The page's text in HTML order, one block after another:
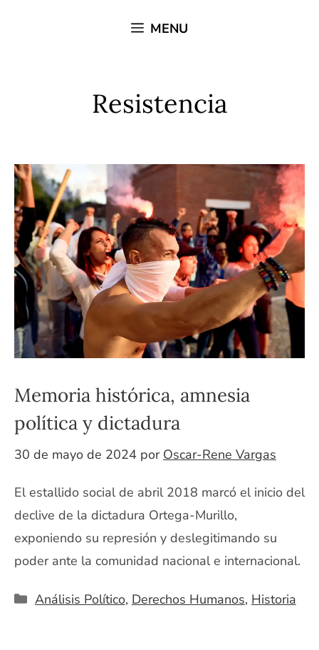
MENU
Resistencia
Memoria histórica, amnesia
política y dictadura
30 de mayo de 2024 por Oscar-Rene Vargas
El estallido social de abril 2018 marcó el inicio del
declive de la dictadura Ortega-Murillo,
exponiendo su represión y deslegitimando su
poder ante la comunidad nacional e internacional.
Categorías
Análisis Político, Derechos Humanos, Historia